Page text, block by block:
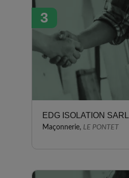
3
EDG ISOLATION SARL
Maçonnerie, LE PONTET